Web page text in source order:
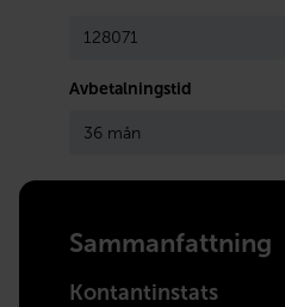
Avbetalningstid
Sammanfattning
Kontantinstats